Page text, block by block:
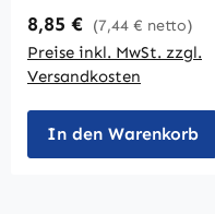
Kaninchen,
Totalpräparat
Regulärer Preis:
8,85 € (7,44 € netto)
Preise inkl. MwSt. zzgl.
Versandkosten
In den Warenkorb